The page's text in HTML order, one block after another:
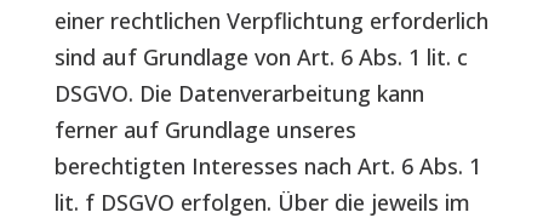
einer rechtlichen Verpflichtung erforderlich
sind auf Grundlage von Art. 6 Abs. 1 lit. c
DSGVO. Die Datenverarbeitung kann
ferner auf Grundlage unseres
berechtigten Interesses nach Art. 6 Abs. 1
lit. f DSGVO erfolgen. Über die jeweils im